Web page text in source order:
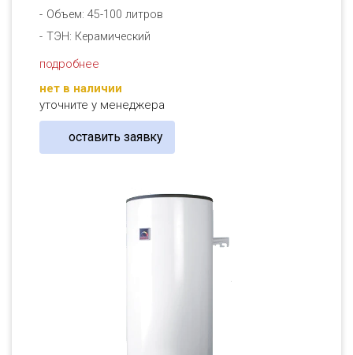
Объем: 45-100 литров
ТЭН: Керамический
подробнее
нет в наличии
уточните у менеджера
оставить заявку